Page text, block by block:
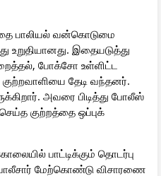
பாலியல் வன்கொடுமை
உறுதியானது. இதையடுத்து
போக்சோ உள்ளிட்ட
குற்றவாளியை தேடி வந்தனர்.
அவரை பிடித்து போலீஸ்
குற்றத்தை ஒப்புக்
பாட்டிக்கும் தொடர்பு
மேற்கொண்டு விசாரணை